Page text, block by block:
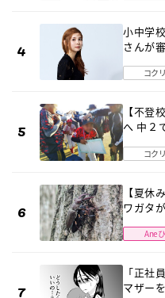
小中学
さんが
コク
【不登
へ 中２
コク
【夏休
ワガタ
Ane
「正社
マザー